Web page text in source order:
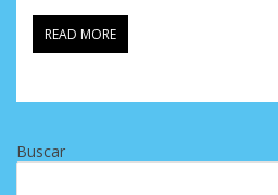
READ MORE
Buscar